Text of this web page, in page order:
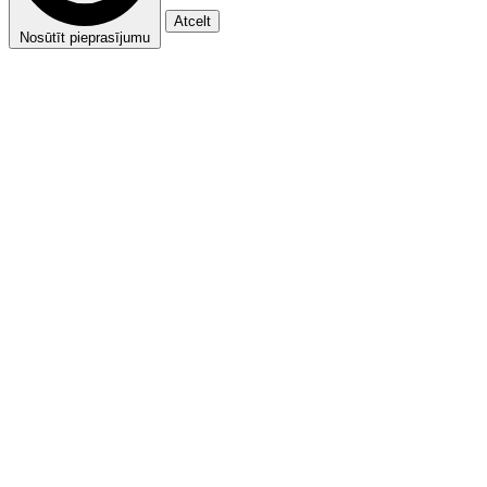
Nosūtīt pieprasījumu
Atcelt